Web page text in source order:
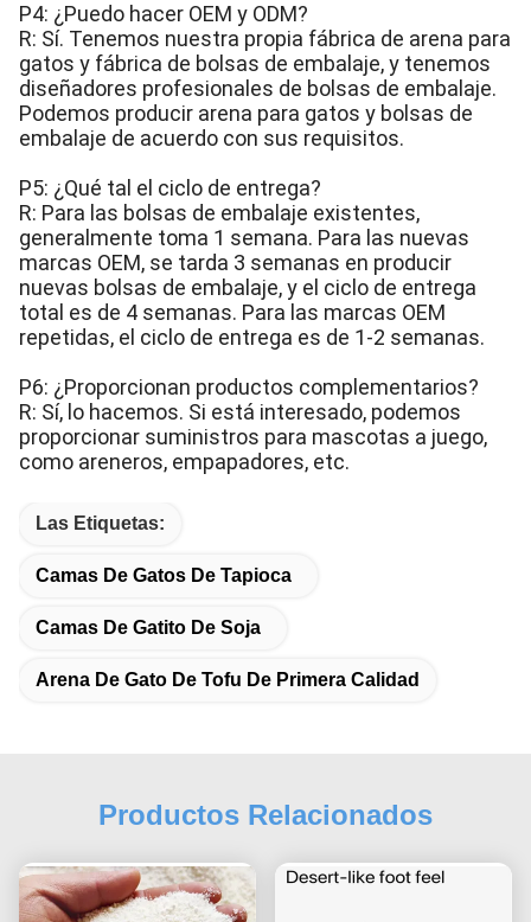
P4: ¿Puedo hacer OEM y ODM?
R: Sí. Tenemos nuestra propia fábrica de arena para
gatos y fábrica de bolsas de embalaje, y tenemos
diseñadores profesionales de bolsas de embalaje.
Podemos producir arena para gatos y bolsas de
embalaje de acuerdo con sus requisitos.
P5: ¿Qué tal el ciclo de entrega?
R: Para las bolsas de embalaje existentes,
generalmente toma 1 semana. Para las nuevas
marcas OEM, se tarda 3 semanas en producir
nuevas bolsas de embalaje, y el ciclo de entrega
total es de 4 semanas. Para las marcas OEM
repetidas, el ciclo de entrega es de 1-2 semanas.
P6: ¿Proporcionan productos complementarios?
R: Sí, lo hacemos. Si está interesado, podemos
proporcionar suministros para mascotas a juego,
como areneros, empapadores, etc.
Las Etiquetas:
Camas De Gatos De Tapioca
Camas De Gatito De Soja
Arena De Gato De Tofu De Primera Calidad
Productos Relacionados